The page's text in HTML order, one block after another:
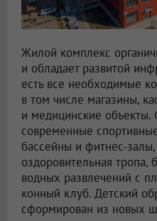
Жилой комплекс
и обладает развитой
есть все необходимые
в том числе магазины,
и медицинские объекты.
современные
бассейны и фитнес-
оздоровительная тропа,
водных развлечений с
конный клуб. Детский
сформирован из новых